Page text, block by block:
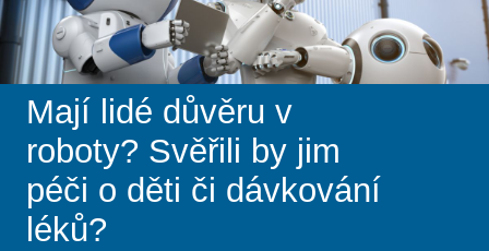
Mají lidé důvěru v
roboty? Svěřili by jim
péči o děti či dávkování
léků?